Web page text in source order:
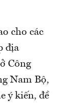
cho các
địa
Công
Nam Bộ,
ý kiến, đề